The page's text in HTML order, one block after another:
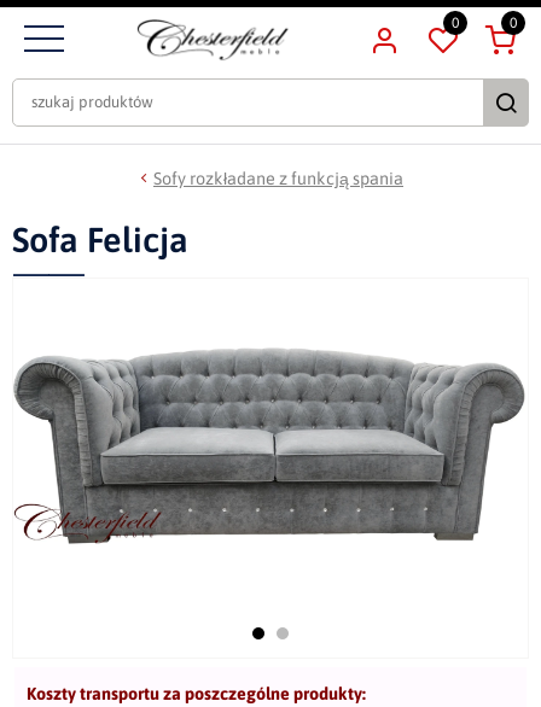
0 0
Sofy rozkładane z funkcją spania
Sofa Felicja
Koszty transportu za poszczególne produkty: